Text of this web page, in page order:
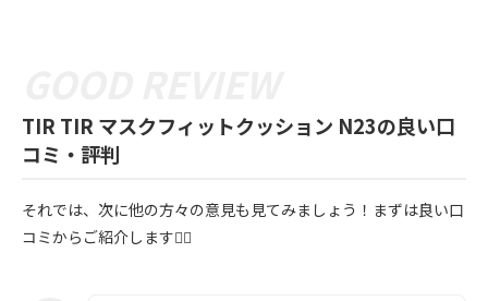
TIR TIR マスクフィットクッション N23の良い口
コミ・評判
それでは、次に他の方々の意見も見てみましょう！まずは良い口
コミからご紹介します💁‍♀️